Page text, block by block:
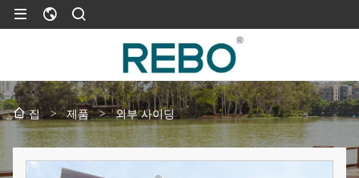
집 > 제품 > 외부 사이딩